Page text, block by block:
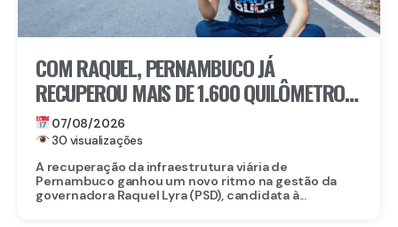
COM RAQUEL, PERNAMBUCO JÁ
RECUPEROU MAIS DE 1.600 QUILÔMETROS
DE ESTRADAS
07/08/2026
30 visualizações
A recuperação da infraestrutura viária de
Pernambuco ganhou um novo ritmo na gestão da
governadora Raquel Lyra (PSD), candidata à...